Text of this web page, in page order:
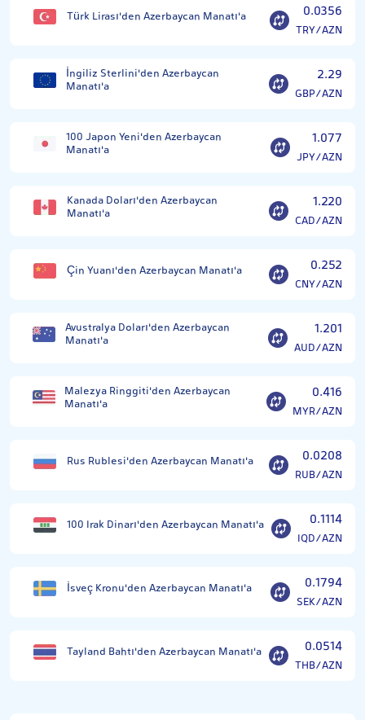
Türk Lirası'den Azerbaycan Manatı'a 0.0356
TRY/AZN
İngiliz Sterlini'den Azerbaycan
Manatı'a
2.29
GBP/AZN
100 Japon Yeni'den Azerbaycan
Manatı'a
1.077
JPY/AZN
Kanada Doları'den Azerbaycan
Manatı'a
1.220
CAD/AZN
Çin Yuanı'den Azerbaycan Manatı'a 0.252
CNY/AZN
Avustralya Doları'den Azerbaycan
Manatı'a
1.201
AUD/AZN
Malezya Ringgiti'den Azerbaycan
Manatı'a
0.416
MYR/AZN
Rus Rublesi'den Azerbaycan Manatı'a 0.0208
RUB/AZN
100 Irak Dinarı'den Azerbaycan Manatı'a 0.1114
IQD/AZN
İsveç Kronu'den Azerbaycan Manatı'a 0.1794
SEK/AZN
Tayland Bahtı'den Azerbaycan Manatı'a 0.0514
THB/AZN